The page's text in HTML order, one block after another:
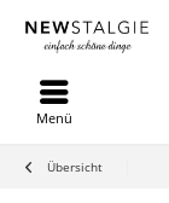
Menü
Übersicht